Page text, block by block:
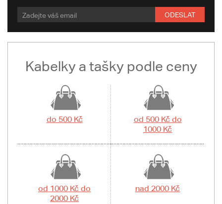
ODESLAT
Kabelky a tašky podle ceny
do 500 Kč
od 500 Kč do
1000 Kč
od 1000 Kč do
2000 Kč
nad 2000 Kč